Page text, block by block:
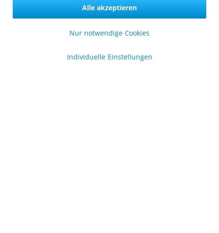
Nur notwendige Cookies
Alle akzeptieren
Individuelle Einstellungen